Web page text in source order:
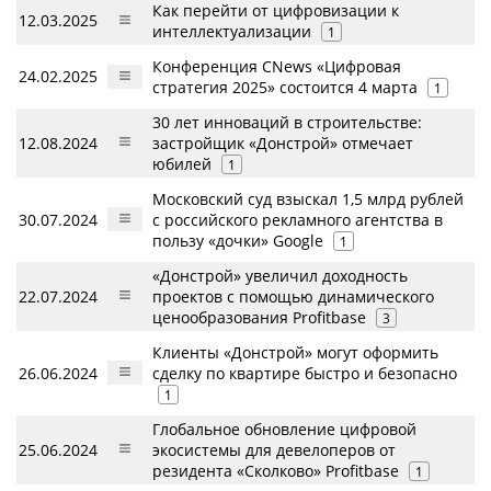
12.03.2025
Как перейти от цифровизации к
интеллектуализации
1
24.02.2025
Конференция CNews «Цифровая
стратегия 2025» состоится 4 марта
1
12.08.2024
30 лет инноваций в строительстве:
застройщик «Донстрой» отмечает
юбилей
1
30.07.2024
Московский суд взыскал 1,5 млрд рублей
с российского рекламного агентства в
пользу «дочки» Google
1
22.07.2024
«Донстрой» увеличил доходность
проектов с помощью динамического
ценообразования Profitbase
3
26.06.2024
Клиенты «Донстрой» могут оформить
сделку по квартире быстро и безопасно
1
25.06.2024
Глобальное обновление цифровой
экосистемы для девелоперов от
резидента «Сколково» Profitbase
1